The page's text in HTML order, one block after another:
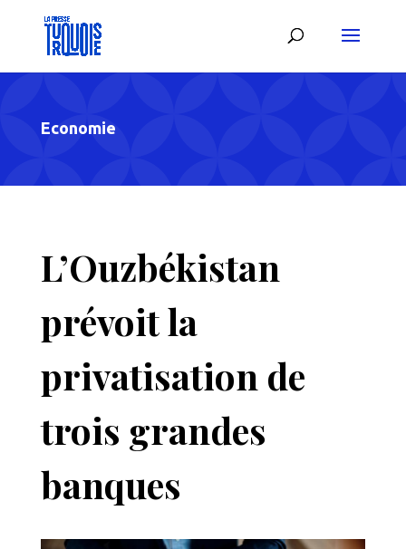
Economie
L’Ouzbékistan
prévoit la
privatisation de
trois grandes
banques